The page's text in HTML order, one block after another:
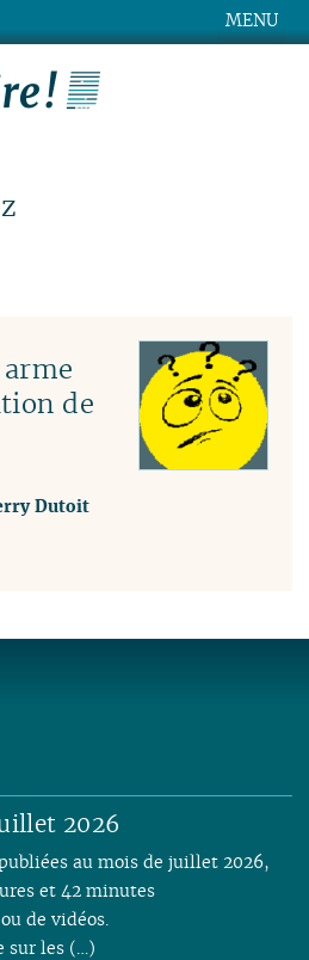
MENU
de
Dutoit
2026
au mois de juillet 2026,
et 42 minutes
de vidéos.
sur les (…)